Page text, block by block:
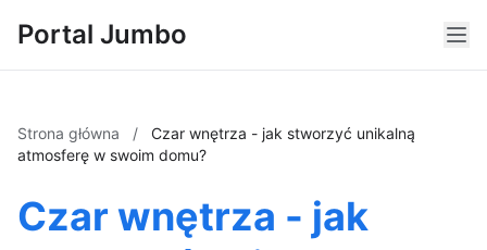
Portal Jumbo
Strona główna /
Czar wnętrza - jak stworzyć unikalną
atmosferę w swoim domu?
Czar wnętrza - jak